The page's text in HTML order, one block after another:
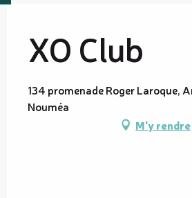
XO Club
134 promenade Roger Laroque,
Nouméa
M'y rendre